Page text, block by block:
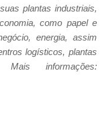
plantas industriais,
como papel e
energia, assim
logísticos, plantas
Mais informações: